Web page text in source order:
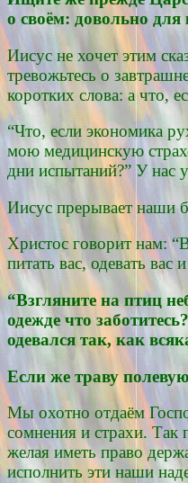
о своём: довольно для
Иисус не хочет этим
тревожьтесь о
коротких слова: а что,
“Что, если экономика
мою медицинскую
дни испытаний?” У нас
Иисус прерывает наши
Христос говорит нам:
питать вас, одевать
“Взгляните на птиц
одежде что
одевался так, как
Если же траву
Мы охотно отдаём
сомнения и страхи. Так
желая иметь право
исполнить эти наши